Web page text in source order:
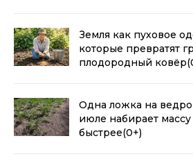
Земля как пуховое
которые превратят
плодородный ковёр
Одна ложка на
июле набирает массу
быстрее(0+)